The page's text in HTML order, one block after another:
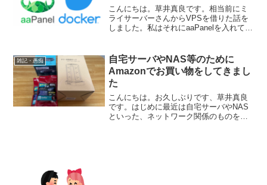
こんにちは。草井真良です。相当前にミ
ライサーバーさんからVPSを借りた話を
しました。私はそれにaaPanelを入れて管
います。はじめにそれでaaPanelに久し...
雑記・愚痴
自宅サーバやNAS等のために
Amazonでお買い物をしてきまし
た
こんにちは。お久しぶりです、草井真良
です。はじめに最近は自宅サーバやNAS
といった、ネットワーク関係のものを